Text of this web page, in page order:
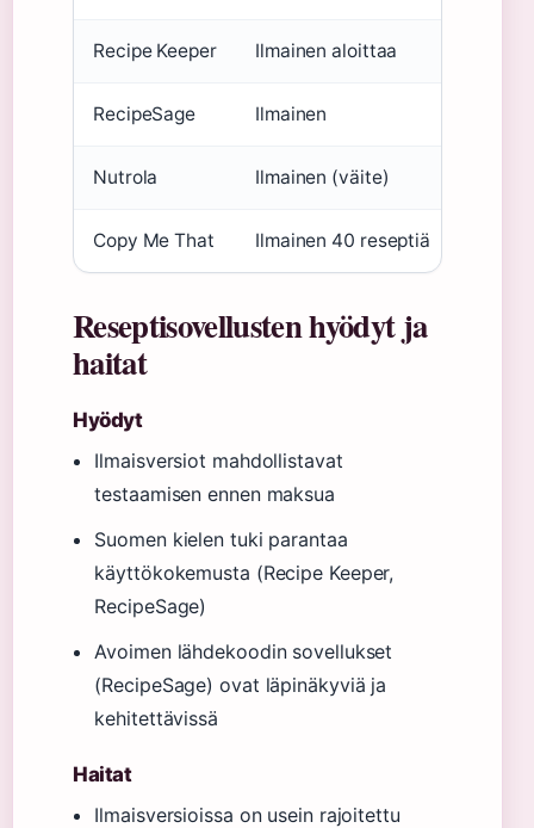
Recipe Keeper Ilmainen aloittaa
RecipeSage Ilmainen
Nutrola Ilmainen (väite)
Copy Me That Ilmainen 40 reseptiä
Reseptisovellusten hyödyt ja
haitat
Hyödyt
Ilmaisversiot mahdollistavat
testaamisen ennen maksua
Suomen kielen tuki parantaa
käyttökokemusta (Recipe Keeper,
RecipeSage)
Avoimen lähdekoodin sovellukset
(RecipeSage) ovat läpinäkyviä ja
kehitettävissä
Haitat
Ilmaisversioissa on usein rajoitettu